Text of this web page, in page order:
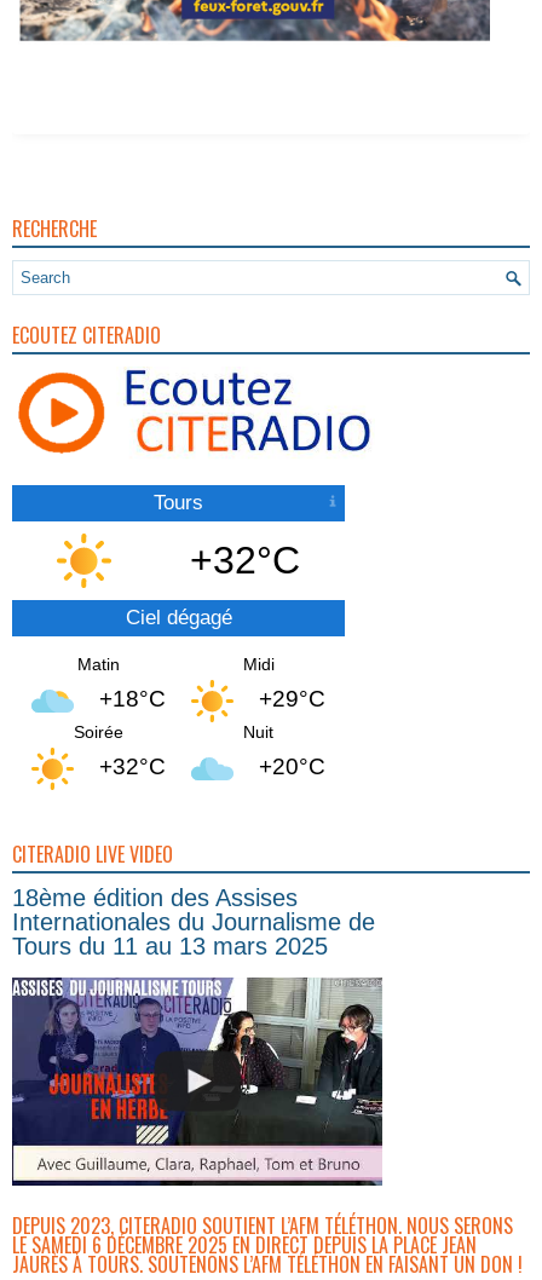
RECHERCHE
ECOUTEZ CITERADIO
Tours
+32°C
Ciel dégagé
Matin
+18°C
Midi
+29°C
Soirée
+32°C
Nuit
+20°C
CITERADIO LIVE VIDEO
18ème édition des Assises
Internationales du Journalisme de
Tours du 11 au 13 mars 2025
DEPUIS 2023, CITERADIO SOUTIENT L’AFM TÉLÉTHON. NOUS SERONS
LE SAMEDI 6 DÉCEMBRE 2025 EN DIRECT DEPUIS LA PLACE JEAN
JAURÈS À TOURS. SOUTENONS L’AFM TÉLÉTHON EN FAISANT UN DON !